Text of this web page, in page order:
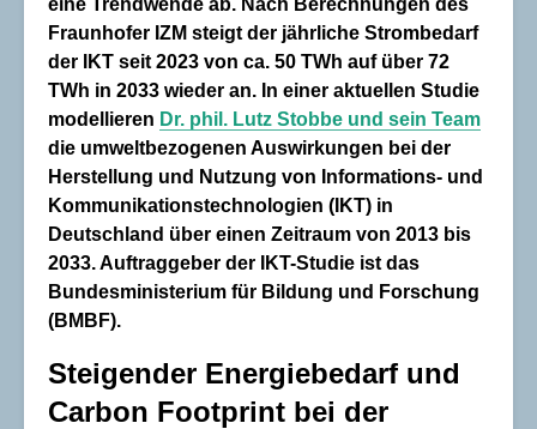
Fraunhofer IZM steigt der jährliche Strombedarf
der IKT seit 2023 von ca. 50 TWh auf über 72
TWh in 2033 wieder an. In einer aktuellen Studie
modellieren Dr. phil. Lutz Stobbe und sein Team
die umweltbezogenen Auswirkungen bei der
Herstellung und Nutzung von Informations- und
Kommunikationstechnologien (IKT) in
Deutschland über einen Zeitraum von 2013 bis
2033. Auftraggeber der IKT-Studie ist das
Bundesministerium für Bildung und Forschung
(BMBF).
Steigender Energiebedarf und
Carbon Footprint bei der